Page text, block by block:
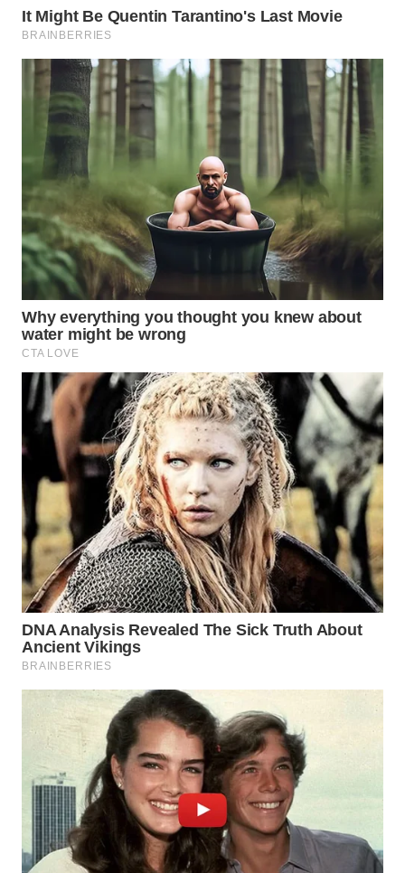
LABUHANBATU
WN
TAPANULI
TENGAH
WN DELI
SERDANG
WN
TEBING
TINGGI
WN
PAKPAK
KARAWANG
WN
BEKASI
BOGOR
WN
DEPOK
WN
TAPANULI
UTARA
WN
SAMOSIR
WN
PADANG
LAWAS